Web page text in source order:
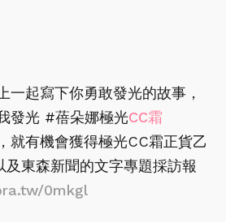
一起寫下你勇敢發光的故事，
發光 #蓓朵娜極光CC霜
就有機會獲得極光CC霜正貨乙
及東森新聞的文字專題採訪報
0mkgl